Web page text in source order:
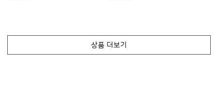
주문제작상품은 변심으로 인한 반품/환불이 불가합니다.
상품 더보기